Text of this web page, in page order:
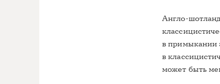
Англо-
в примыкании
в
может быть